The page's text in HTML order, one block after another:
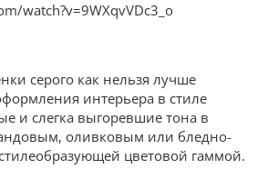
watch?v=9WXqvVDc3_o
серого как нельзя лучше
интерьера в стиле
и слегка выгоревшие тона в
оливковым или бледно-
цветовой гаммой.